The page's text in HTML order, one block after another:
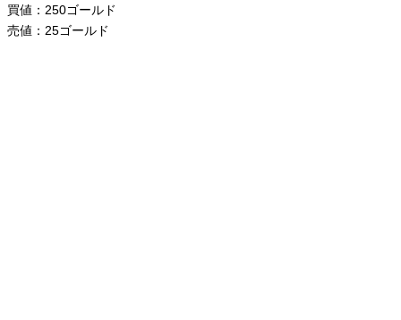
買値：250ゴールド
売値：25ゴールド